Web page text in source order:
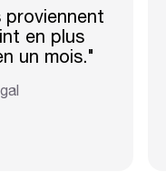
proviennent
en plus
un mois."